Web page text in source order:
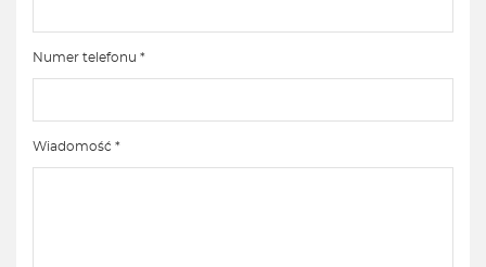
Numer telefonu *
Wiadomość *